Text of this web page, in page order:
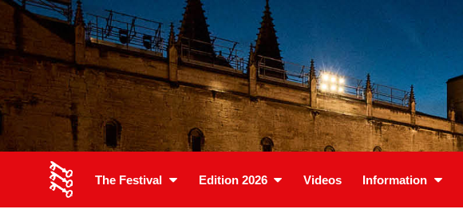
The Festival Edition 2026 Videos Information